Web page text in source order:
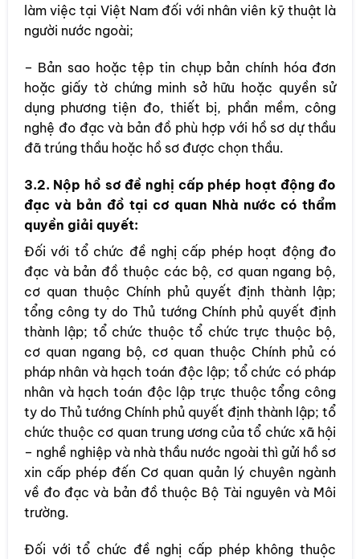
làm việc tại Việt Nam đối với nhân viên kỹ thuật là
người nước ngoài;
– Bản sao hoặc tệp tin chụp bản chính hóa đơn
hoặc giấy tờ chứng minh sở hữu hoặc quyền sử
dụng phương tiện đo, thiết bị, phần mềm, công
nghệ đo đạc và bản đồ phù hợp với hồ sơ dự thầu
đã trúng thầu hoặc hồ sơ được chọn thầu.
3.2. Nộp hồ sơ đề nghị cấp phép hoạt động đo
đạc và bản đồ tại cơ quan Nhà nước có thẩm
quyền giải quyết:
Đối với tổ chức đề nghị cấp phép hoạt động đo
đạc và bản đồ thuộc các bộ, cơ quan ngang bộ,
cơ quan thuộc Chính phủ quyết định thành lập;
tổng công ty do Thủ tướng Chính phủ quyết định
thành lập; tổ chức thuộc tổ chức trực thuộc bộ,
cơ quan ngang bộ, cơ quan thuộc Chính phủ có
pháp nhân và hạch toán độc lập; tổ chức có pháp
nhân và hạch toán độc lập trực thuộc tổng công
ty do Thủ tướng Chính phủ quyết định thành lập; tổ
chức thuộc cơ quan trung ương của tổ chức xã hội
– nghề nghiệp và nhà thầu nước ngoài thì gửi hồ sơ
xin cấp phép đến Cơ quan quản lý chuyên ngành
về đo đạc và bản đồ thuộc Bộ Tài nguyên và Môi
trường.
Đối với tổ chức đề nghị cấp phép không thuộc